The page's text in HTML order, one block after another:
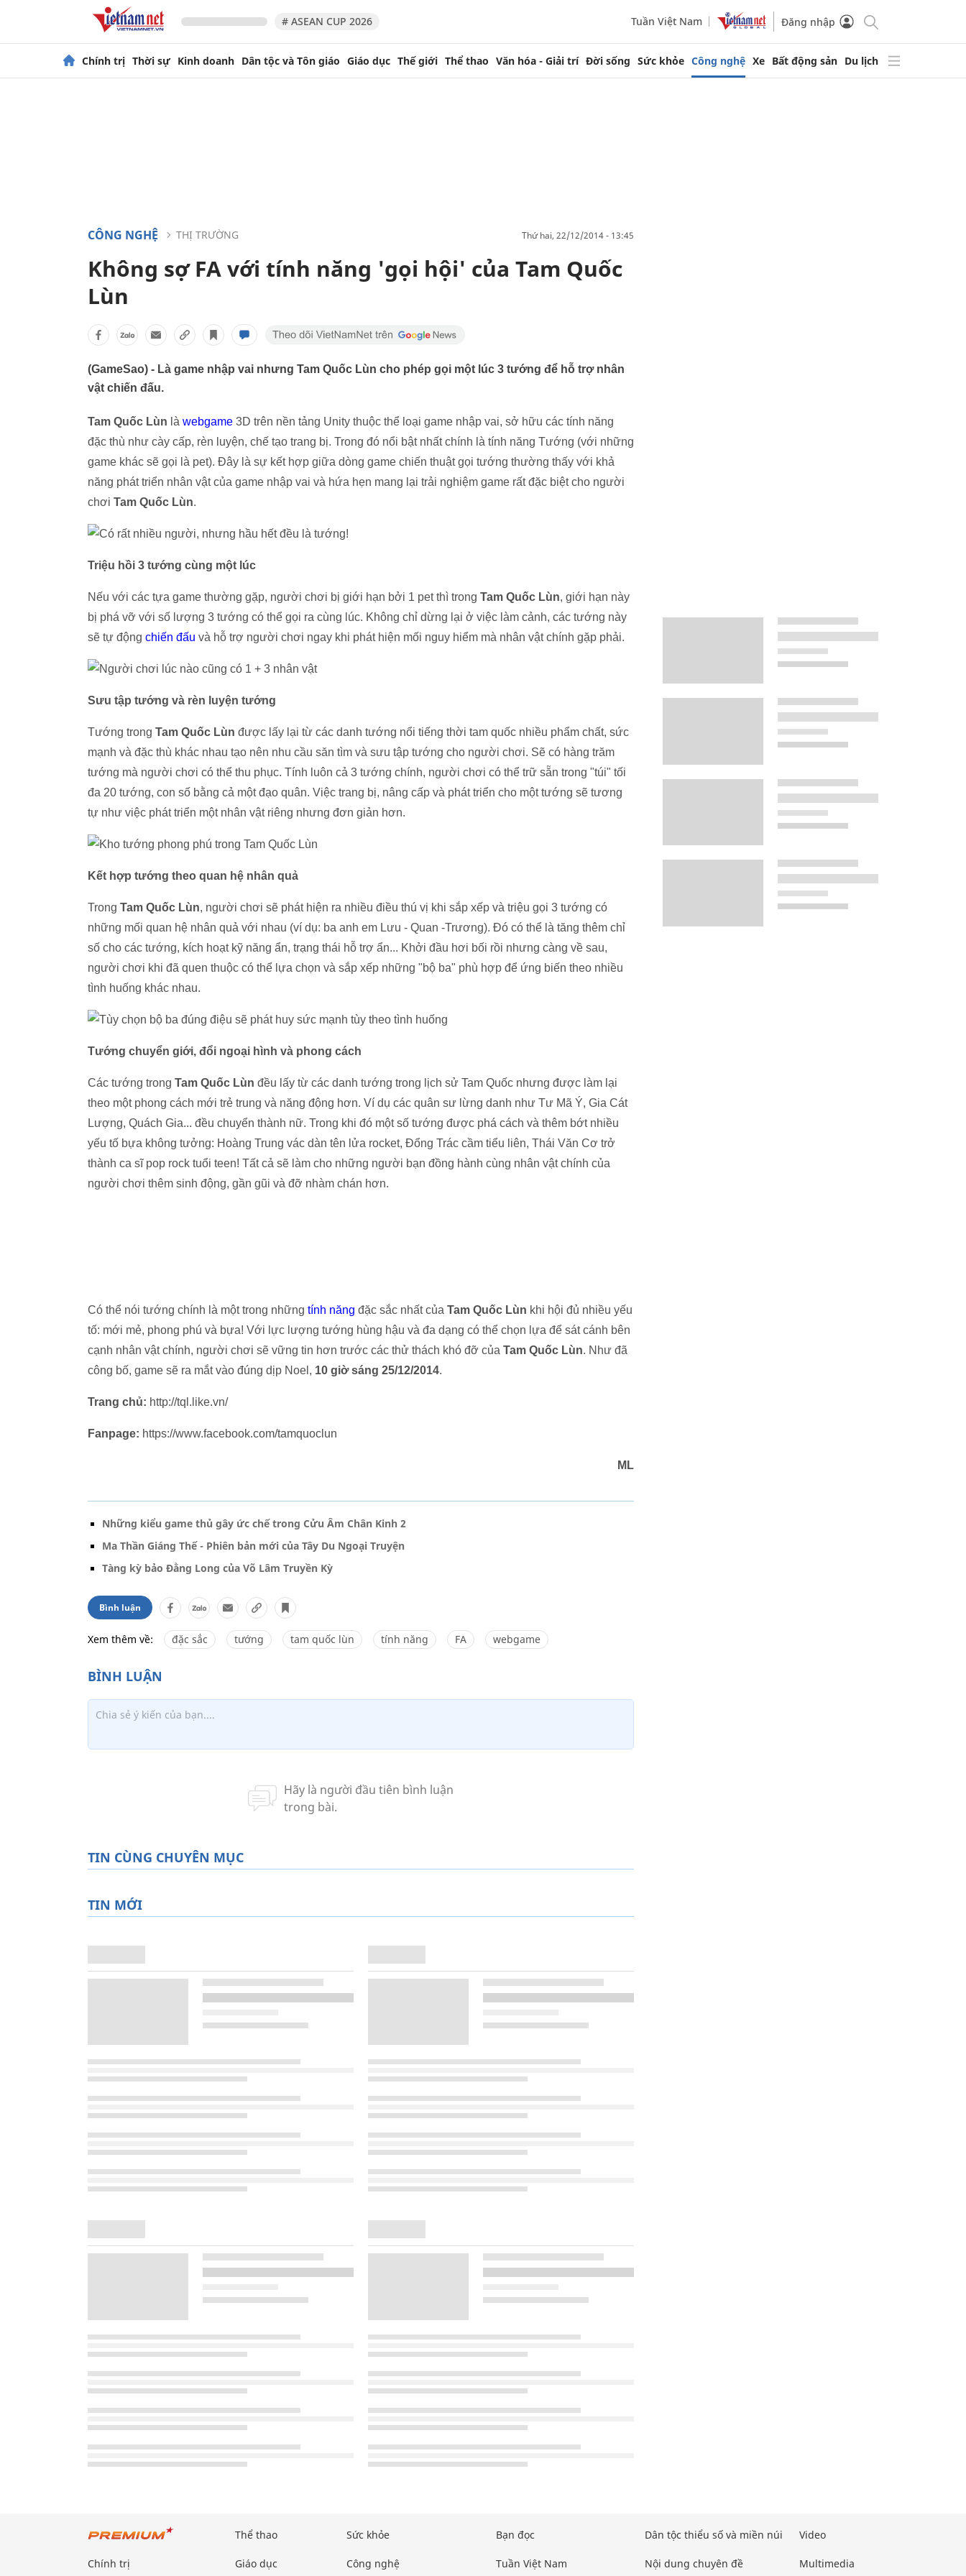
# ASEAN CUP 2026 Tuần Việt Nam Đăng nhập
Chính trị Thời sự Kinh doanh Dân tộc và Tôn giáo Giáo dục Thế giới Thể thao Văn hóa - Giải trí Đời sống Sức khỏe Công nghệ Xe Bất động sản Du lịch
CÔNG NGHỆ THỊ TRƯỜNG thứ hai, 22/12/2014 - 13:45
Không sợ FA với tính năng 'gọi hội' của Tam Quốc
Lùn
(GameSao) - Là game nhập vai nhưng Tam Quốc Lùn cho phép gọi một lúc 3 tướng để hỗ trợ nhân
vật chiến đấu.
Tam Quốc Lùn là webgame 3D trên nền tảng Unity thuộc thể loại game nhập vai, sở hữu các tính năng
đặc thù như cày cấp, rèn luyện, chế tạo trang bị. Trong đó nổi bật nhất chính là tính năng Tướng (với những
game khác sẽ gọi là pet). Đây là sự kết hợp giữa dòng game chiến thuật gọi tướng thường thấy với khả
năng phát triển nhân vật của game nhập vai và hứa hẹn mang lại trải nghiệm game rất đặc biệt cho người
chơi Tam Quốc Lùn.
Triệu hồi 3 tướng cùng một lúc
Nếu với các tựa game thường gặp, người chơi bị giới hạn bởi 1 pet thì trong Tam Quốc Lùn, giới hạn này
bị phá vỡ với số lượng 3 tướng có thể gọi ra cùng lúc. Không chỉ dừng lại ở việc làm cảnh, các tướng này
sẽ tự động chiến đấu và hỗ trợ người chơi ngay khi phát hiện mối nguy hiểm mà nhân vật chính gặp phải.
Sưu tập tướng và rèn luyện tướng
Tướng trong Tam Quốc Lùn được lấy lại từ các danh tướng nổi tiếng thời tam quốc nhiều phẩm chất, sức
mạnh và đặc thù khác nhau tạo nên nhu cầu săn tìm và sưu tập tướng cho người chơi. Sẽ có hàng trăm
tướng mà người chơi có thể thu phục. Tính luôn cả 3 tướng chính, người chơi có thể trữ sẵn trong "túi" tối
đa 20 tướng, con số bằng cả một đạo quân. Việc trang bị, nâng cấp và phát triển cho một tướng sẽ tương
tự như việc phát triển một nhân vật riêng nhưng đơn giản hơn.
Kết hợp tướng theo quan hệ nhân quả
Trong Tam Quốc Lùn, người chơi sẽ phát hiện ra nhiều điều thú vị khi sắp xếp và triệu gọi 3 tướng có
những mối quan hệ nhân quả với nhau (ví dụ: ba anh em Lưu - Quan -Trương). Đó có thể là tăng thêm chỉ
số cho các tướng, kích hoạt kỹ năng ẩn, trạng thái hỗ trợ ẩn... Khởi đầu hơi bối rồi nhưng càng về sau,
người chơi khi đã quen thuộc có thể lựa chọn và sắp xếp những "bộ ba" phù hợp để ứng biến theo nhiều
tình huống khác nhau.
Tướng chuyển giới, đổi ngoại hình và phong cách
Các tướng trong Tam Quốc Lùn đều lấy từ các danh tướng trong lịch sử Tam Quốc nhưng được làm lại
theo một phong cách mới trẻ trung và năng động hơn. Ví dụ các quân sư lừng danh như Tư Mã Ý, Gia Cát
Lượng, Quách Gia... đều chuyển thành nữ. Trong khi đó một số tướng được phá cách và thêm bớt nhiều
yếu tố bựa không tưởng: Hoàng Trung vác dàn tên lửa rocket, Đổng Trác cầm tiểu liên, Thái Văn Cơ trở
thành ca sĩ pop rock tuổi teen! Tất cả sẽ làm cho những người bạn đồng hành cùng nhân vật chính của
người chơi thêm sinh động, gần gũi và đỡ nhàm chán hơn.
Có thể nói tướng chính là một trong những tính năng đặc sắc nhất của Tam Quốc Lùn khi hội đủ nhiều yếu
tố: mới mẻ, phong phú và bựa! Với lực lượng tướng hùng hậu và đa dạng có thể chọn lựa để sát cánh bên
cạnh nhân vật chính, người chơi sẽ vững tin hơn trước các thử thách khó đỡ của Tam Quốc Lùn. Như đã
công bố, game sẽ ra mắt vào đúng dịp Noel, 10 giờ sáng 25/12/2014.
Trang chủ: http://tql.like.vn/
Fanpage: https://www.facebook.com/tamquoclun
ML
Những kiểu game thủ gây ức chế trong Cửu Âm Chân Kinh 2
Ma Thần Giáng Thế - Phiên bản mới của Tây Du Ngoại Truyện
Tàng kỳ bảo Đằng Long của Võ Lâm Truyền Kỳ
Bình luận
Xem thêm về: đặc sắc tướng tam quốc lùn tính năng FA webgame
TIN CÙNG CHUYÊN MỤC
TIN MỚI
Chính trị
Thể thao
Giáo dục
Sức khỏe
Công nghệ
Bạn đọc
Tuần Việt Nam
Dân tộc thiểu số và miền núi
Nội dung chuyên đề
Video
Multimedia